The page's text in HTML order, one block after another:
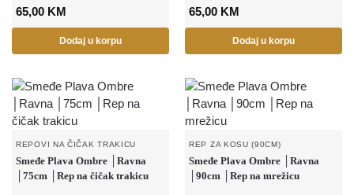
65,00 KM
Dodaj u korpu
65,00 KM
Dodaj u korpu
REPOVI NA ČIČAK TRAKICU
Smeđe Plava Ombre │Ravna
│75cm │Rep na čičak trakicu
REP ZA KOSU (90CM)
Smeđe Plava Ombre │Ravna
│90cm │Rep na mrežicu